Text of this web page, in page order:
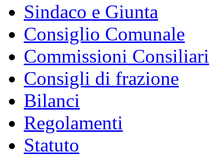
Sindaco e Giunta
Consiglio Comunale
Commissioni Consiliari
Consigli di frazione
Bilanci
Regolamenti
Statuto